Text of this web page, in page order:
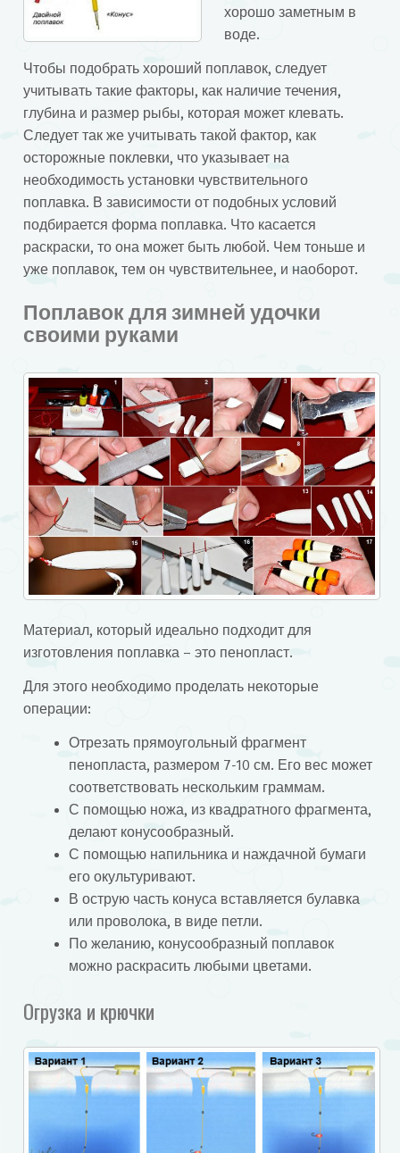
хорошо заметным в
воде.
Чтобы подобрать хороший поплавок, следует
учитывать такие факторы, как наличие течения,
глубина и размер рыбы, которая может клевать.
Следует так же учитывать такой фактор, как
осторожные поклевки, что указывает на
необходимость установки чувствительного
поплавка. В зависимости от подобных условий
подбирается форма поплавка. Что касается
раскраски, то она может быть любой. Чем тоньше и
уже поплавок, тем он чувствительнее, и наоборот.
Поплавок для зимней удочки
своими руками
Материал, который идеально подходит для
изготовления поплавка – это пенопласт.
Для этого необходимо проделать некоторые
операции:
Отрезать прямоугольный фрагмент
пенопласта, размером 7-10 см. Его вес может
соответствовать нескольким граммам.
С помощью ножа, из квадратного фрагмента,
делают конусообразный.
С помощью напильника и наждачной бумаги
его окультуривают.
В острую часть конуса вставляется булавка
или проволока, в виде петли.
По желанию, конусообразный поплавок
можно раскрасить любыми цветами.
Огрузка и крючки